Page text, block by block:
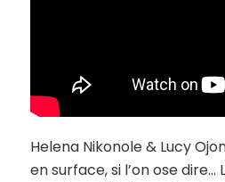
Helena Nikonole & Lucy
en surface, si l’on ose dire…